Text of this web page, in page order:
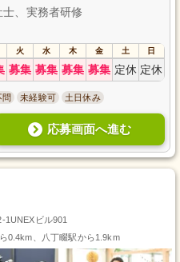
、実務者研修
火 水 木 金 土 日
募集 募集 募集 募集 定休 定休
問 未経験可 土日休み
応募画面へ進む
1UNEXビル901
0.4km、八丁畷駅から1.9km